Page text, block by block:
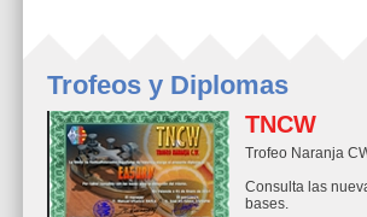
Trofeos y Diplomas
TNCW
Trofeo Naranja
Consulta las
bases.